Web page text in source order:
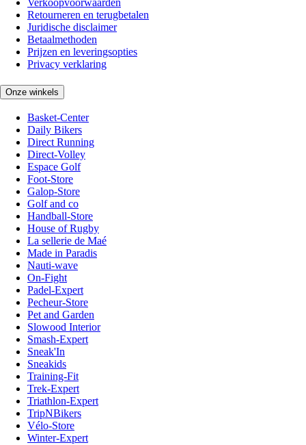
Retourneren en terugbetalen
Juridische disclaimer
Betaalmethoden
Prijzen en leveringsopties
Privacy verklaring
Onze winkels
Basket-Center
Daily Bikers
Direct Running
Direct-Volley
Espace Golf
Foot-Store
Galop-Store
Golf and co
Handball-Store
House of Rugby
La sellerie de Maé
Made in Paradis
Nauti-wave
On-Fight
Padel-Expert
Pecheur-Store
Pet and Garden
Slowood Interior
Smash-Expert
Sneak'In
Sneakids
Training-Fit
Trek-Expert
Triathlon-Expert
TripNBikers
Vélo-Store
Winter-Expert